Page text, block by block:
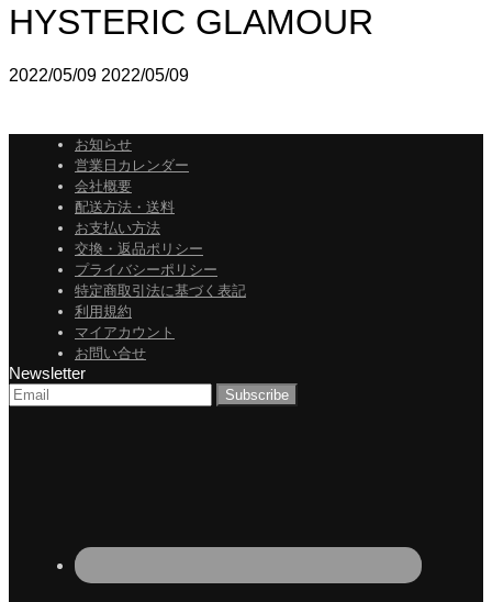
HYSTERIC GLAMOUR
2022/05/09 2022/05/09
お知らせ
営業日カレンダー
会社概要
配送方法・送料
お支払い方法
交換・返品ポリシー
プライバシーポリシー
特定商取引法に基づく表記
利用規約
マイアカウント
お問い合せ
Newsletter